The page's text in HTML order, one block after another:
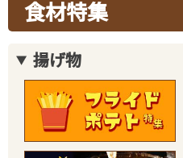
食材特集
揚げ物